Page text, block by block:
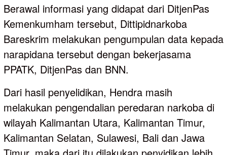
Berawal informasi yang didapat dari DitjenPas
Kemenkumham tersebut, Dittipidnarkoba
Bareskrim melakukan pengumpulan data kepada
narapidana tersebut dengan bekerjasama
PPATK, DitjenPas dan BNN.
Dari hasil penyelidikan, Hendra masih
melakukan pengendalian peredaran narkoba di
wilayah Kalimantan Utara, Kalimantan Timur,
Kalimantan Selatan, Sulawesi, Bali dan Jawa